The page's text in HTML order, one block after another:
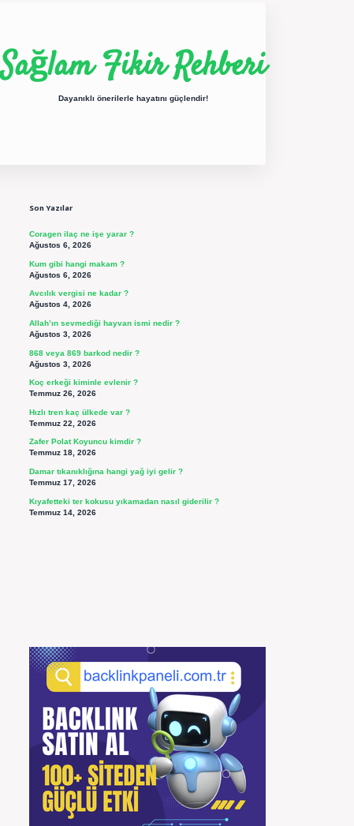
Sağlam Fikir Rehberi
Dayanıklı önerilerle hayatını güçlendir!
Son Yazılar
Coragen ilaç ne işe yarar ?
Ağustos 6, 2026
Kum gibi hangi makam ?
Ağustos 6, 2026
Avcılık vergisi ne kadar ?
Ağustos 4, 2026
Allah’ın sevmediği hayvan ismi nedir ?
Ağustos 3, 2026
868 veya 869 barkod nedir ?
Ağustos 3, 2026
Koç erkeği kiminle evlenir ?
Temmuz 26, 2026
Hızlı tren kaç ülkede var ?
Temmuz 22, 2026
Zafer Polat Koyuncu kimdir ?
Temmuz 18, 2026
Damar tıkanıklığına hangi yağ iyi gelir ?
Temmuz 17, 2026
Kıyafetteki ter kokusu yıkamadan nasıl giderilir ?
Temmuz 14, 2026